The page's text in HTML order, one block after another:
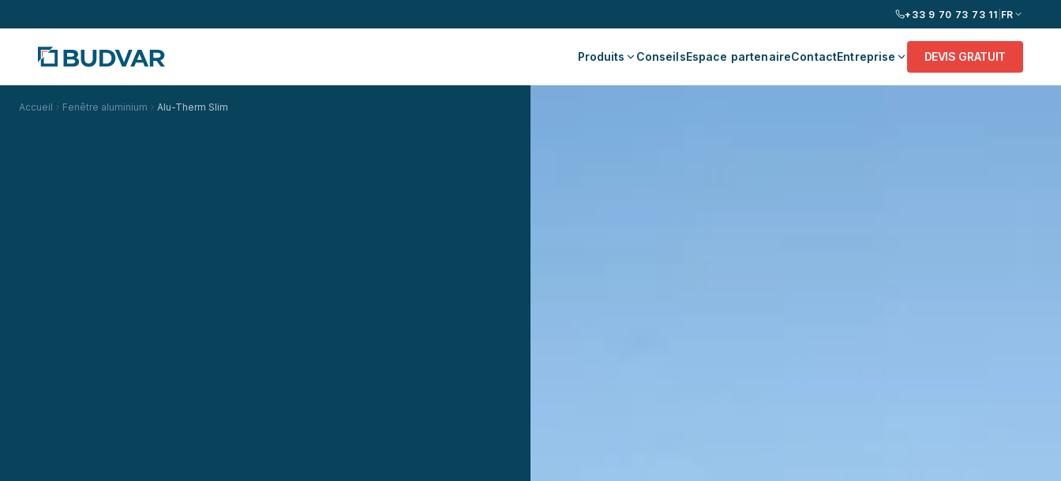
+33 9 70 73 73 11 FR
Produits ConseilsEspace partenaireContactEntreprise DEVIS GRATUIT
Accueil Fenêtre aluminium Alu-Therm Slim